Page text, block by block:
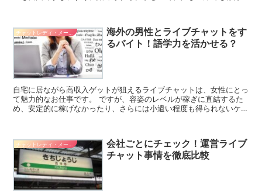
海外の男性とライブチャットをす
るバイト！語学力を活かせる？
自宅に居ながら高収入ゲットが狙えるライブチャットは、女性にとっ
て魅力的なお仕事です。 ですが、容姿のレベルが稼ぎに直結するた
め、安定的に稼げなかったり、さらには小遣い程度も得られないケー
チャットレディ・メールレディ系バイト
会社ごとにチェック！運営ライブ
チャット事情を徹底比較